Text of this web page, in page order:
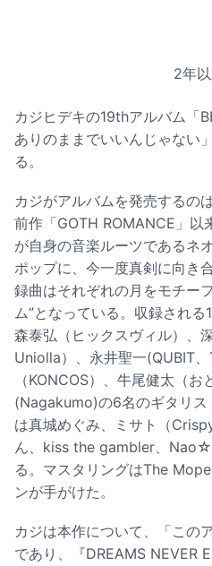
2年
カジヒデキの19thアルバム「
ありのままでいいんじゃない
る。
カジがアルバムを発売するの
前作「GOTH ROMANCE」以
が自身の音楽ルーツであるネ
ポップに、今一度真剣に向き
録曲はそれぞれの月をモチー
ム”となっている。収録され
森泰弘（ヒックスヴィル）、
Uniolla）、永井聖一(QUBIT
（KONCOS）、牛尾健太（
(Nagakumo)の6名のギタリス
は真城めぐみ、ミサト（
ん、kiss the gambler、
る。マスタリングはThe
ンが手がけた。
カジは本作について、「この
であり、『DREAMS NEVER